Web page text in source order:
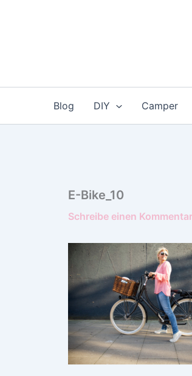
Blog DIY Camper
E-Bike_10
Schreibe einen Kommentar